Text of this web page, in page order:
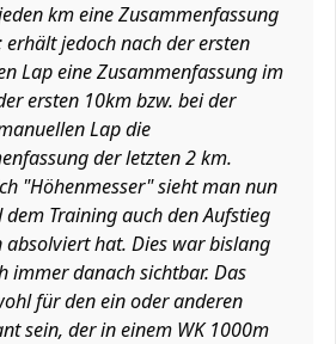
km eine Zusammenfassung
erhält jedoch nach der ersten
Lap eine Zusammenfassung im
ersten 10km bzw. bei der
Lap die
der letzten 2 km.
"Höhenmesser" sieht man nun
dem Training auch den Aufstieg
absolviert hat. Dies war bislang
immer danach sichtbar. Das
für den ein oder anderen
sein, der in einem WK 1000m